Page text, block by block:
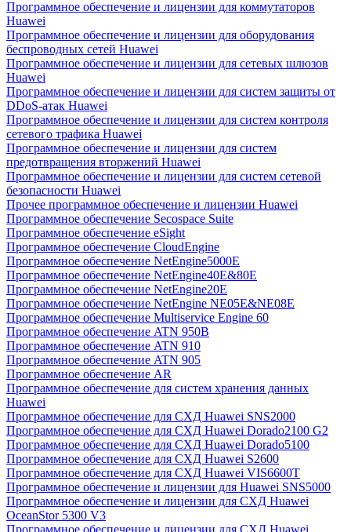
Программное обеспечение и лицензии для коммутаторов
Huawei
Программное обеспечение и лицензии для оборудования
беспроводных сетей Huawei
Программное обеспечение и лицензии для сетевых шлюзов
Huawei
Программное обеспечение и лицензии для систем защиты от
DDoS-атак Huawei
Программное обеспечение и лицензии для систем контроля
сетевого трафика Huawei
Программное обеспечение и лицензии для систем
предотвращения вторжений Huawei
Программное обеспечение и лицензии для систем сетевой
безопасности Huawei
Прочее программное обеспечение и лицензии Huawei
Программное обеспечение Secospace Suite
Программное обеспечение eSight
Программное обеспечение CloudEngine
Программное обеспечение NetEngine5000E
Программное обеспечение NetEngine40E&80E
Программное обеспечение NetEngine20E
Программное обеспечение NetEngine NE05E&NE08E
Программное обеспечение Multiservice Engine 60
Программное обеспечение ATN 950B
Программное обеспечение ATN 910
Программное обеспечение ATN 905
Программное обеспечение AR
Программное обеспечение для систем хранения данных
Huawei
Программное обеспечение для СХД Huawei SNS2000
Программное обеспечение для СХД Huawei Dorado2100 G2
Программное обеспечение для СХД Huawei Dorado5100
Программное обеспечение для СХД Huawei S2600
Программное обеспечение для СХД Huawei VIS6600T
Программное обеспечение и лицензии для Huawei SNS5000
Программное обеспечение и лицензии для СХД Huawei
OceanStor 5300 V3
Программное обеспечение и лицензии для СХД Huawei